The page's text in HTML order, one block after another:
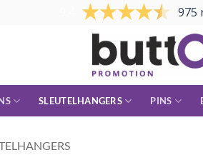
975
SLEUTELHANGERS PINS